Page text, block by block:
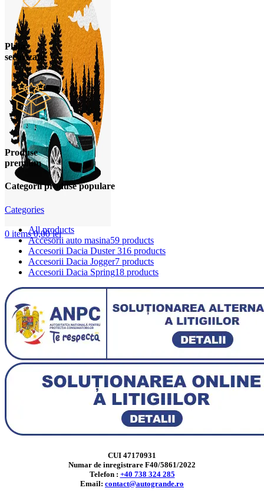
0 items 0,00lei
Plata
securizata
Produse
premium
Categorii produse populare
Categories
Allproducts
Accesorii auto masina59 products
Accesorii Dacia Duster 316 products
Accesorii Dacia Jogger7 products
Accesorii Dacia Spring18 products
CUI 47170931
Numar de inregistrare F40/5861/2022
Telefon : +40 738 324 285
Email: contact@autogrande.ro